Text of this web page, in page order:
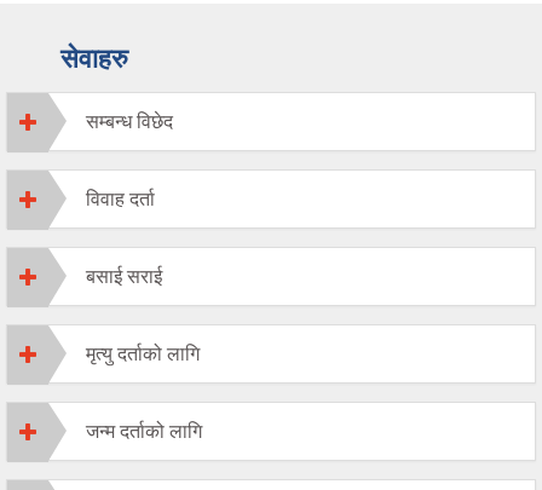
सेवाहरु
सम्बन्ध विछेद
विवाह दर्ता
बसाई सराई
मृत्यु दर्ताको लागि
जन्म दर्ताको लागि